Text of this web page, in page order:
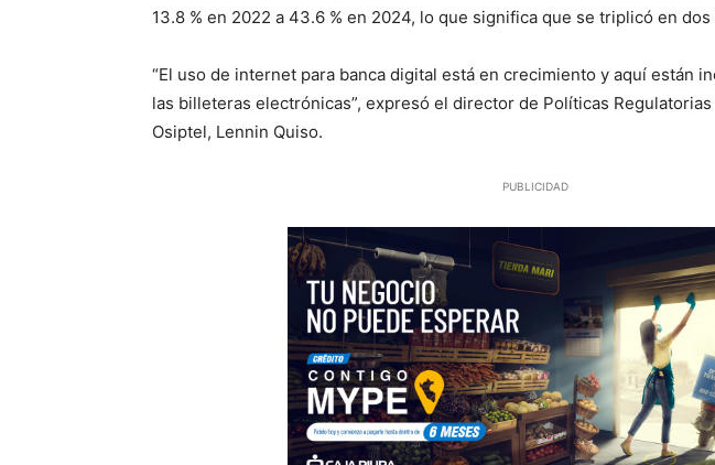
13.8 % en 2022 a 43.6 % en 2024, lo que significa que se triplicó en dos
“El uso de internet para banca digital está en crecimiento y aquí están
las billeteras electrónicas”, expresó el director de Políticas
Osiptel, Lennin Quiso.
PUBLICIDAD